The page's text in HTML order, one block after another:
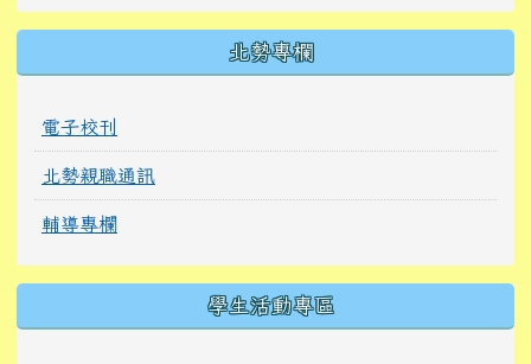
北勢專欄
電子校刊
北勢親職通訊
輔導專欄
學生活動專區